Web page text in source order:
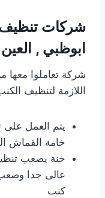
شركات تنظيف
ابوظبي , العين
شركة تعاملوا معها
اللازمة لتنظيف
يتم العمل على
خامة القماش
خنة يصعب
عالى جدا
كنب